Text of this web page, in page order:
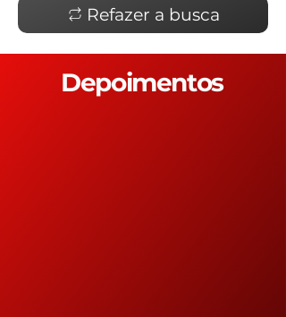
Refazer a busca
Depoimentos